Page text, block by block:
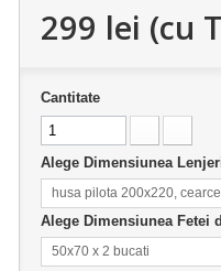
299 lei (cu
Cantitate
Alege Dimensiunea
husa pilota 200x220,
Alege Dimensiunea Fetei
50x70 x 2 bucati